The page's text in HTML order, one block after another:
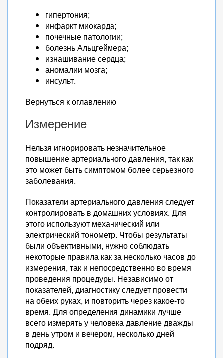
гипертония;
инфаркт миокарда;
почечные патологии;
болезнь Альцгеймера;
изнашивание сердца;
аномалии мозга;
инсульт.
Вернуться к оглавлению
Измерение
Нельзя игнорировать незначительное
повышение артериального давления, так как
это может быть симптомом более серьезного
заболевания.
Показатели артериального давления следует
контролировать в домашних условиях. Для
этого используют механический или
электрический тонометр. Чтобы результаты
были объективными, нужно соблюдать
некоторые правила как за несколько часов до
измерения, так и непосредственно во время
проведения процедуры. Независимо от
показателей, диагностику следует провести
на обеих руках, и повторить через какое-то
время. Для определения динамики лучше
всего измерять у человека давление дважды
в день утром и вечером, несколько дней
подряд.